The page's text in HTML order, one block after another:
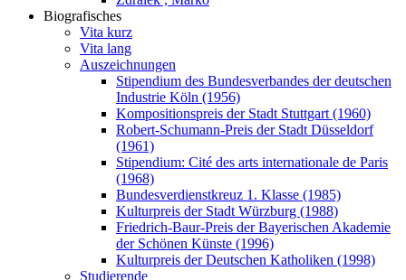
Biografisches
Vita kurz
Vita lang
Auszeichnungen
Stipendium des Bundesverbandes der deutschen
Industrie Köln (1956)
Kompositionspreis der Stadt Stuttgart (1960)
Robert-Schumann-Preis der Stadt Düsseldorf
(1961)
Stipendium: Cité des arts internationale de Paris
(1968)
Bundesverdienstkreuz 1. Klasse (1985)
Kulturpreis der Stadt Würzburg (1988)
Friedrich-Baur-Preis der Bayerischen Akademie
der Schönen Künste (1996)
Kulturpreis der Deutschen Katholiken (1998)
Studierende